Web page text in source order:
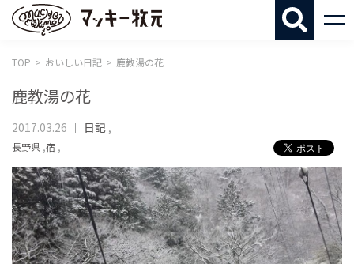
TOP おいしい日記 鹿教湯の花
鹿教湯の花
2017.03.26 日記 ,
長野県 ,宿 ,